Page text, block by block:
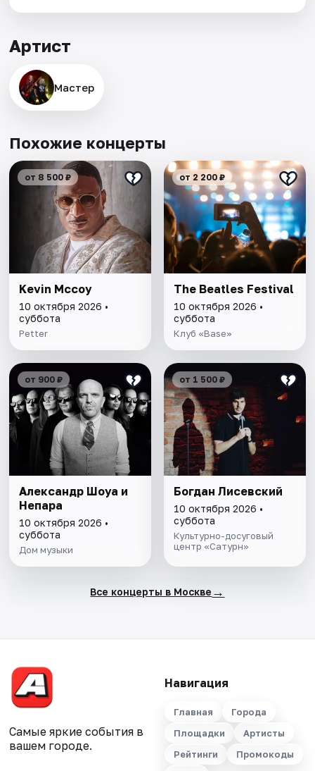
Артист
Мастер
Похожие концерты
от 8 500 ₽
Kevin Mccoy
10 октября 2026 •
суббота
Petter
от 2 200 ₽
The Beatles Festival
10 октября 2026 •
суббота
Клуб «Base»
от 900 ₽
Александр Шоуа и
Непара
10 октября 2026 •
суббота
Дом музыки
от 1 500 ₽
Богдан Лисевский
10 октября 2026 •
суббота
Культурно-досуговый
центр «Сатурн»
Все концерты в Москве →
Самые яркие события в
вашем городе.
Навигация
Главная
Города
Площадки
Артисты
Рейтинги
Промокоды